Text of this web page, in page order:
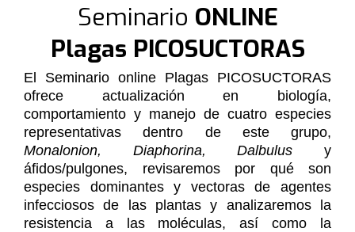
Seminario ONLINE
Plagas PICOSUCTORAS
El Seminario online Plagas PICOSUCTORAS
ofrece actualización en biología,
comportamiento y manejo de cuatro especies
representativas dentro de este grupo,
Monalonion, Diaphorina, Dalbulus y
áfidos/pulgones, revisaremos por qué son
especies dominantes y vectoras de agentes
infecciosos de las plantas y analizaremos la
resistencia a las moléculas, así como la